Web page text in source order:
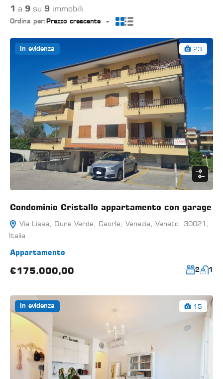
1 a 9 su 9 immobili
Ordina per: Prezzo crescente
In evidenza 23
Condominio Cristallo appartamento con garage
Via Lissa, Duna Verde, Caorle, Venezia, Veneto, 30021,
Italia
Appartamento
€175.000,00 2 1
In evidenza 15